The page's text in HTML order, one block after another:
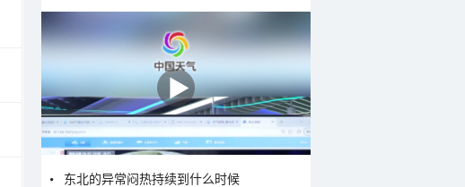
东北的异常闷热持续到什么时候